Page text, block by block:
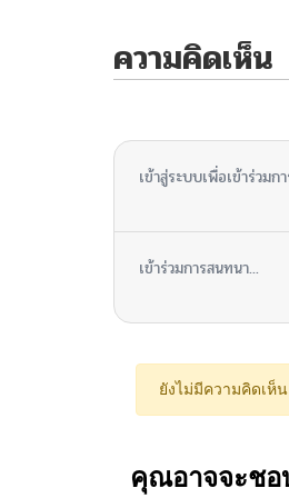
ความคิดเห็น
เข้าสู่ระบบเพื่อเข้าร่วมก
เข้าร่วมการสนทนา...
ยังไม่มีความคิดเห็น
คุณอาจจะชอ